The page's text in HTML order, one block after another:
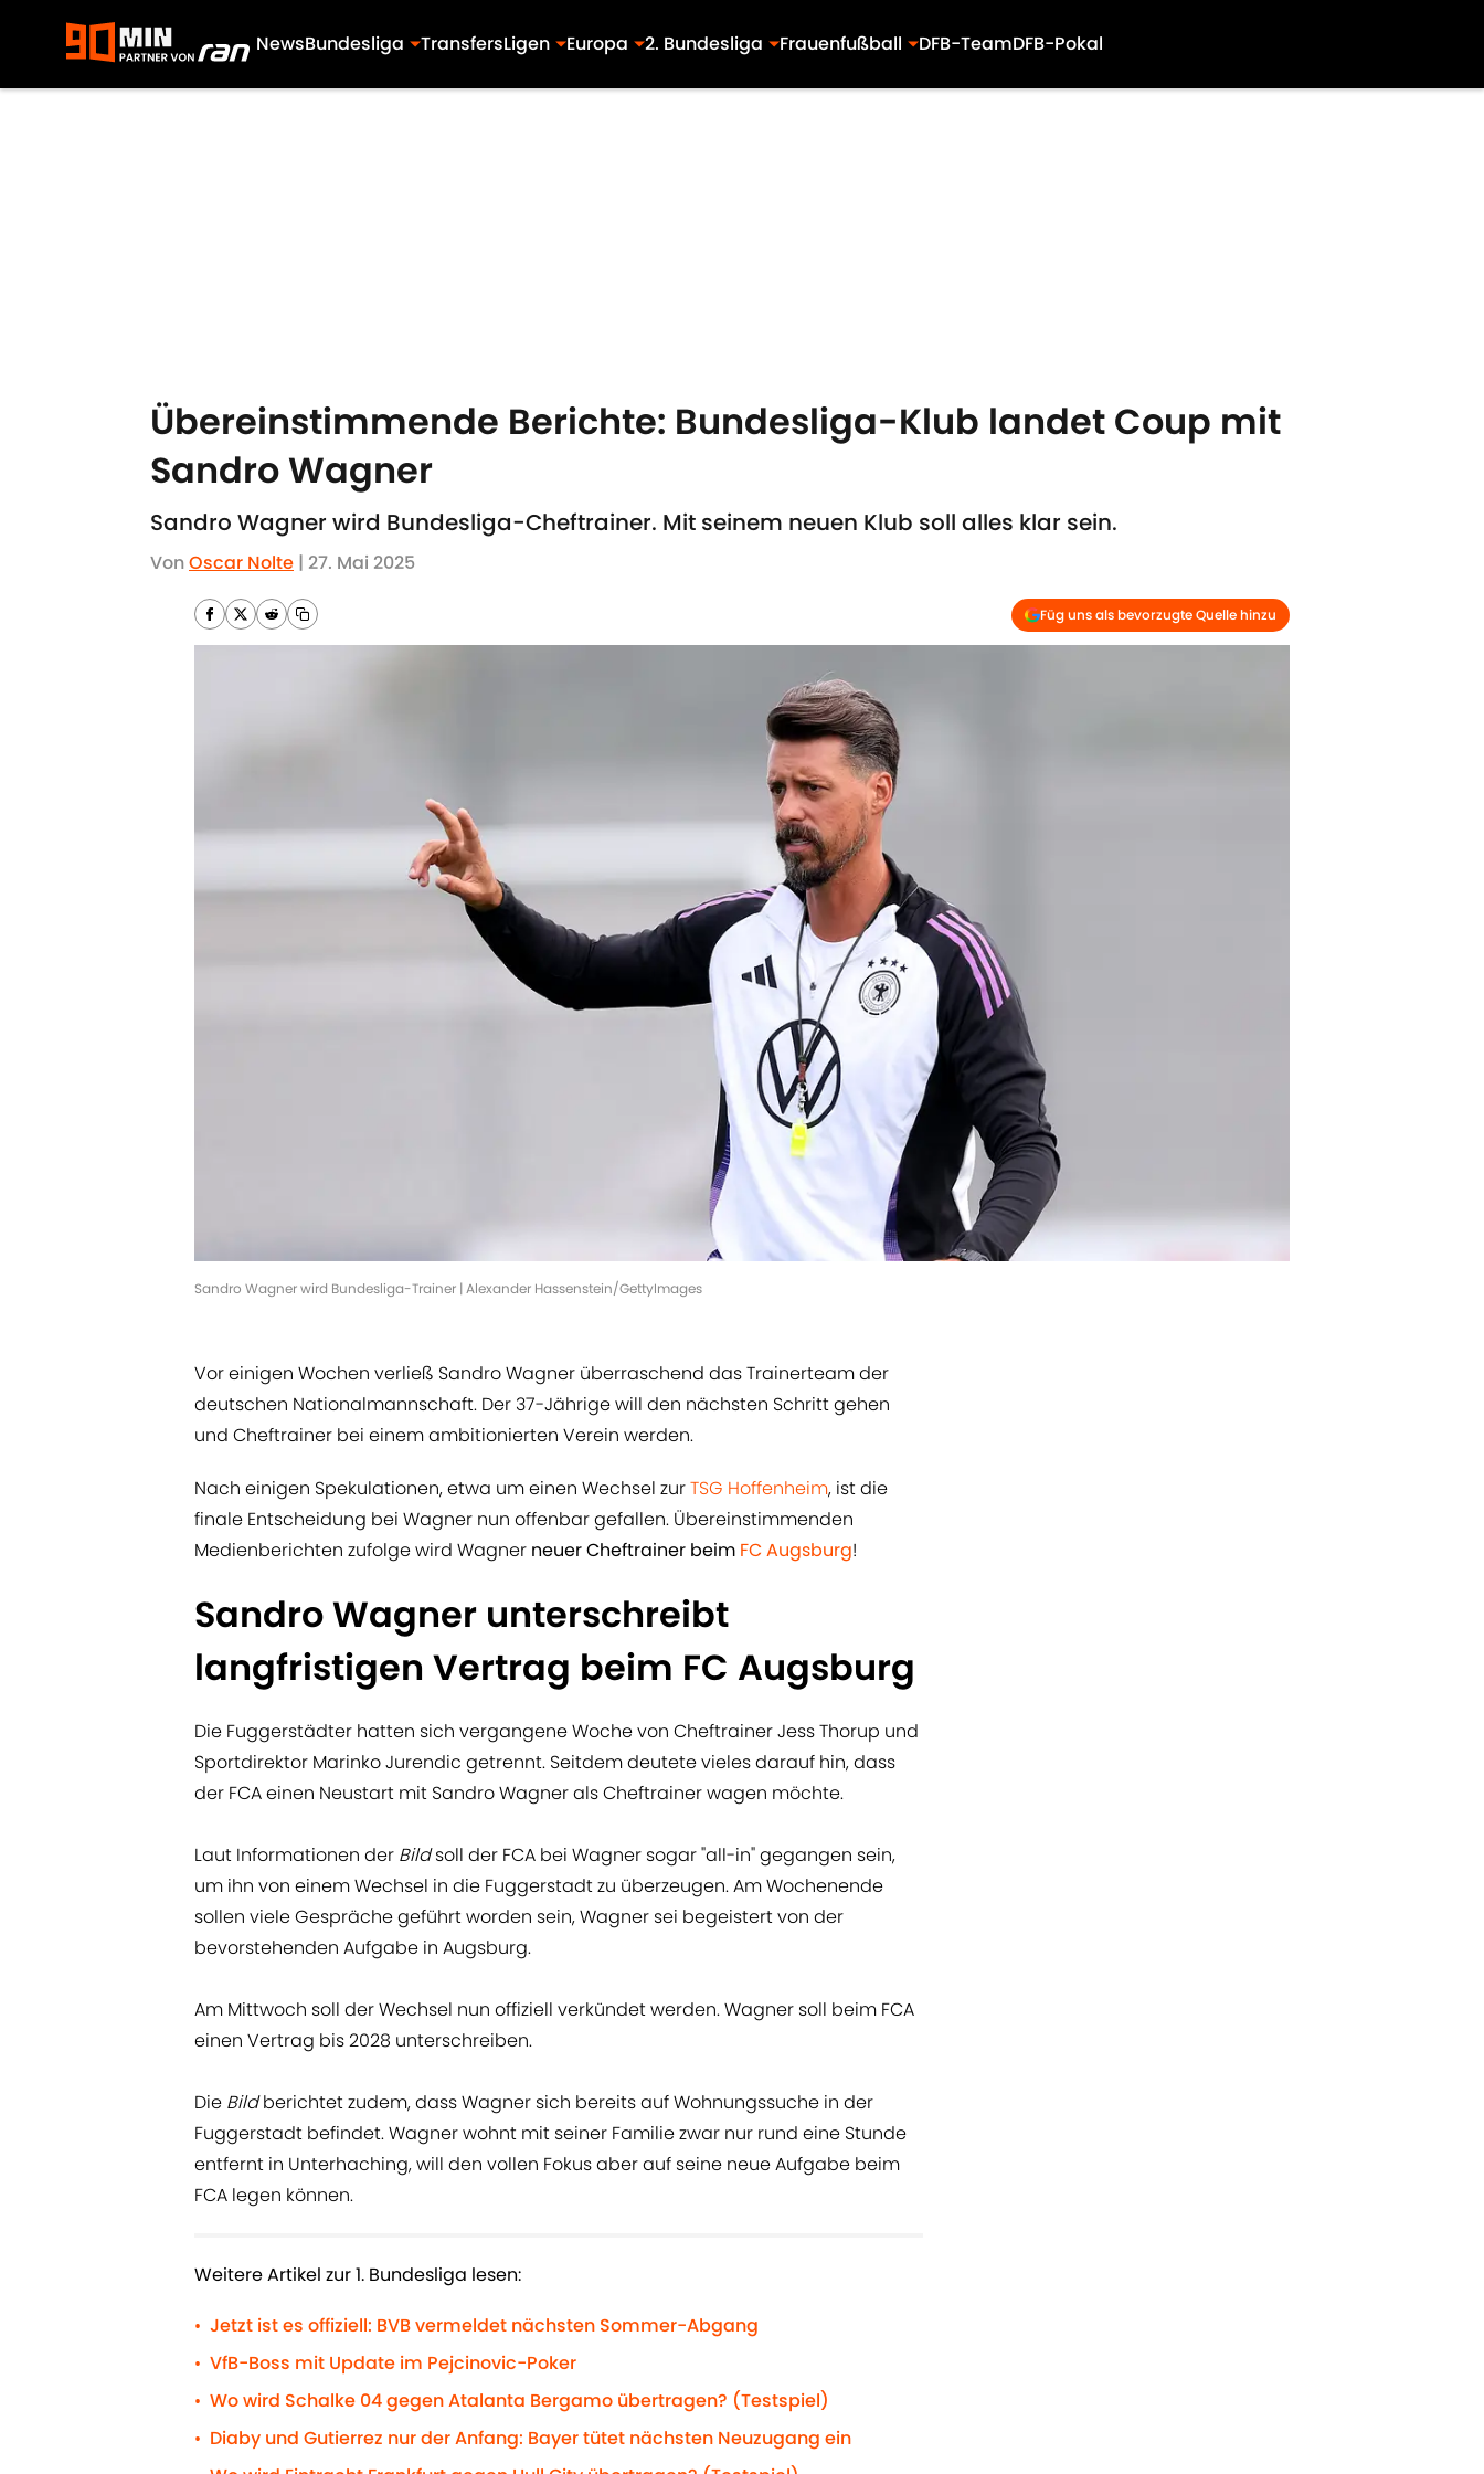
NewsBundesliga TransfersLigen Europa 2. Bundesliga Frauenfußball DFB-TeamDFB-Pokal
Übereinstimmende Berichte: Bundesliga-Klub landet Coup mit
Sandro Wagner
Sandro Wagner wird Bundesliga-Cheftrainer. Mit seinem neuen Klub soll alles klar sein.
VonOscar Nolte | 27. Mai 2025
Füg uns als bevorzugte Quelle hinzu
Sandro Wagner wird Bundesliga-Trainer | Alexander Hassenstein/GettyImages
Vor einigen Wochen verließ Sandro Wagner überraschend das Trainerteam der
deutschen Nationalmannschaft. Der 37-Jährige will den nächsten Schritt gehen
und Cheftrainer bei einem ambitionierten Verein werden.
Nach einigen Spekulationen, etwa um einen Wechsel zurTSG Hoffenheim, ist die
finale Entscheidung bei Wagner nun offenbar gefallen. Übereinstimmenden
Medienberichten zufolge wird Wagner neuer Cheftrainer beim FC Augsburg!
Sandro Wagner unterschreibt
langfristigen Vertrag beim FC Augsburg
Die Fuggerstädter hatten sich vergangene Woche von Cheftrainer Jess Thorup und
Sportdirektor Marinko Jurendic getrennt. Seitdem deutete vieles darauf hin, dass
der FCA einen Neustart mit Sandro Wagner als Cheftrainer wagen möchte.
Laut Informationen der Bildsoll der FCA bei Wagner sogar "all-in" gegangen sein,
um ihn von einem Wechsel in die Fuggerstadt zu überzeugen. Am Wochenende
sollen viele Gespräche geführt worden sein, Wagner sei begeistert von der
bevorstehenden Aufgabe in Augsburg.
Am Mittwoch soll der Wechsel nun offiziell verkündet werden. Wagner soll beim FCA
einen Vertrag bis 2028 unterschreiben.
Die Bildberichtet zudem, dass Wagner sich bereits auf Wohnungssuche in der
Fuggerstadt befindet. Wagner wohnt mit seiner Familie zwar nur rund eine Stunde
entfernt in Unterhaching, will den vollen Fokus aber auf seine neue Aufgabe beim
FCA legen können.
Weitere Artikel zur 1. Bundesliga lesen:
• Jetzt ist es offiziell: BVB vermeldet nächsten Sommer-Abgang
• VfB-Boss mit Update im Pejcinovic-Poker
• Wo wird Schalke 04 gegen Atalanta Bergamo übertragen? (Testspiel)
• Diaby und Gutierrez nur der Anfang: Bayer tütet nächsten Neuzugang ein